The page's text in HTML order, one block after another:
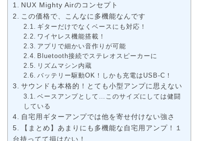
NUX Mighty Airのコンセプト
この価格で、こんなに多機能なんです
ギターだけでなくベースにも対応！
ワイヤレス機能搭載！
アプリで細かい音作りが可能
Bluetooth接続でステレオスピーカーに
リズムマシン内蔵
バッテリー駆動OK！しかも充電はUSB-C！
サウンドも本格的！とても小型アンプに思えない
ベースアンプとして…このサイズにしては健闘
している
自宅用ギターアンプでは他を寄せ付けない強さ
【まとめ】あまりにも多機能な自宅用アンプ！１
台持ってて損はない！